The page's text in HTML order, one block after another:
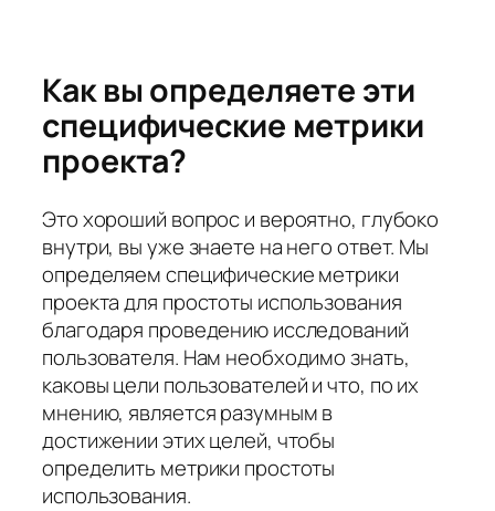
Как вы определяете эти
специфические метрики
проекта?
Это хороший вопрос и вероятно, глубоко
внутри, вы уже знаете на него ответ. Мы
определяем специфические метрики
проекта для простоты использования
благодаря проведению исследований
пользователя. Нам необходимо знать,
каковы цели пользователей и что, по их
мнению, является разумным в
достижении этих целей, чтобы
определить метрики простоты
использования.